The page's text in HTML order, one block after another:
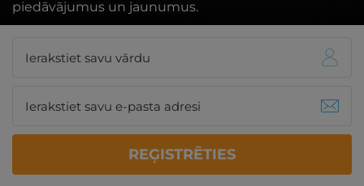
piedāvājumus un jaunumus.
REĢISTRĒTIES